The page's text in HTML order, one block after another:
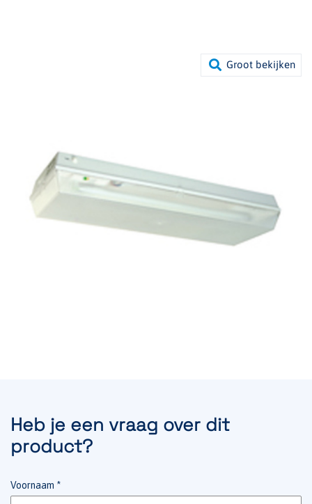
Heb je een vraag over dit
product?